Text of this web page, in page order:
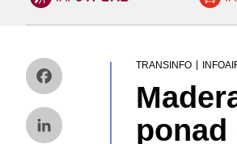
Facebook
TRANSINFO
ponad